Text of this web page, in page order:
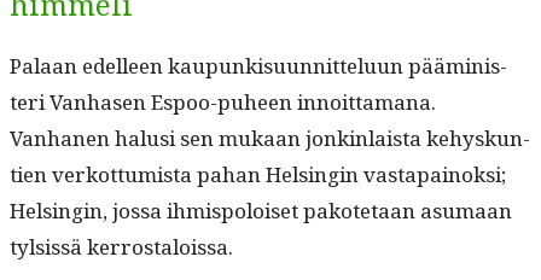
Palaan edelleen kaupunkisu­un­nit­telu­un päämin­is­
teri Van­hasen Espoo-puheen innoittamana.
Van­hanen halusi sen mukaan jonkin­laista kehyskun­
tien verkot­tumista pahan Helsin­gin vastapain­ok­si;
Helsin­gin, jos­sa ihmis­poloiset pakote­taan asumaan
tyl­sis­sä kerrostaloissa.